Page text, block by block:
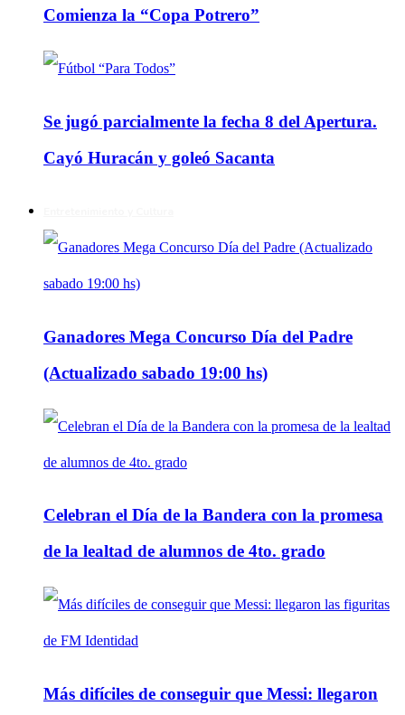
Comienza la “Copa Potrero”
Se jugó parcialmente la fecha 8 del Apertura.
Cayó Huracán y goleó Sacanta
Ganadores Mega Concurso Día del Padre
(Actualizado sabado 19:00 hs)
Celebran el Día de la Bandera con la promesa
de la lealtad de alumnos de 4to. grado
Más difíciles de conseguir que Messi: llegaron